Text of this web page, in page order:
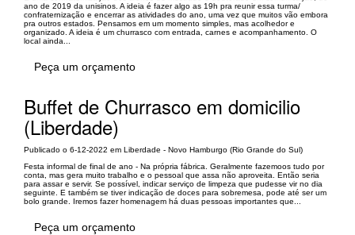
ano de 2019 da unisinos. A ideia é fazer algo as 19h pra reunir essa turma/
confraternização e encerrar as atividades do ano, uma vez que muitos vão embora
pra outros estados. Pensamos em um momento simples, mas acolhedor e
organizado. A ideia é um churrasco com entrada, carnes e acompanhamento. O
local ainda...
Peça um orçamento
Buffet de Churrasco em domicilio
(Liberdade)
Publicado o 6-12-2022 em Liberdade - Novo Hamburgo (Rio Grande do Sul)
Festa informal de final de ano - Na própria fábrica. Geralmente fazemoos tudo por
conta, mas gera muito trabalho e o pessoal que assa não aproveita. Então seria
para assar e servir. Se possível, indicar serviço de limpeza que pudesse vir no dia
seguinte. E também se tiver indicação de doces para sobremesa, pode até ser um
bolo grande. Iremos fazer homenagem há duas pessoas importantes que...
Peça um orçamento